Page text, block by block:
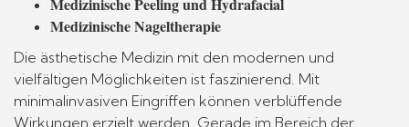
Medizinische Nageltherapie
Die ästhetische Medizin mit den modernen und
vielfältigen Möglichkeiten ist faszinierend. Mit
minimalinvasiven Eingriffen können verblüffende
Wirkungen erzielt werden. Gerade im Bereich der